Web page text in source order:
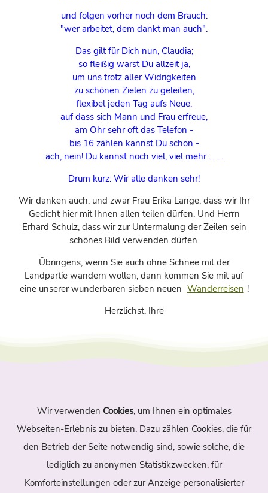
und folgen vorher noch dem Brauch:
"wer arbeitet, dem dankt man auch".
Das gilt für Dich nun, Claudia;
so fleißig warst Du allzeit ja,
um uns trotz aller Widrigkeiten
zu schönen Zielen zu geleiten,
flexibel jeden Tag aufs Neue,
auf dass sich Mann und Frau erfreue,
am Ohr sehr oft das Telefon -
bis 16 zählen kannst Du schon -
ach, nein! Du kannst noch viel, viel mehr . . . .
Drum kurz: Wir alle danken sehr!
Wir danken auch, und zwar Frau Erika Lange, dass wir Ihr
Gedicht hier mit Ihnen allen teilen dürfen. Und Herrn
Erhard Schulz, dass wir zur Untermalung der Zeilen sein
schönes Bild verwenden dürfen.
Übringens, wenn Sie auch ohne Schnee mit der
Landpartie wandern wollen, dann kommen Sie mit auf
eine unserer wunderbaren sieben neuen Wanderreisen !
Herzlichst, Ihre
Navigation
Home Themen Autoren
Wir verwenden Cookies, um Ihnen ein optimales
Webseiten-Erlebnis zu bieten. Dazu zählen Cookies, die für
den Betrieb der Seite notwendig sind, sowie solche, die
lediglich zu anonymen Statistikzwecken, für
Komforteinstellungen oder zur Anzeige personalisierter